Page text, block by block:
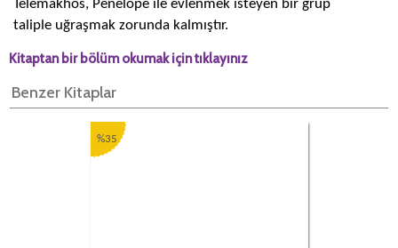
Telemakhos, Penelope ile evlenmek isteyen bir grup
taliple uğraşmak zorunda kalmıştır.
Kitaptan bir bölüm okumak için tıklayınız
Benzer Kitaplar
%35